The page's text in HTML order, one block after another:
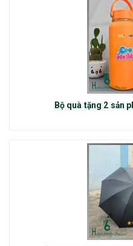
Bộ quà tặng 2 sản